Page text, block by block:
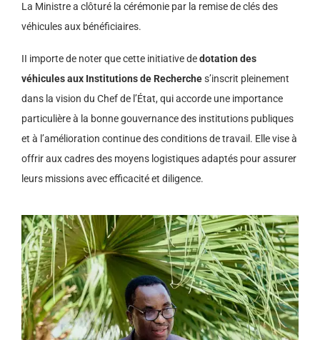
La Ministre a clôturé la cérémonie par la remise de clés des
véhicules aux bénéficiaires.
II importe de noter que cette initiative dedotation des
véhicules aux Institutions de Recherches’inscrit pleinement
dans la vision du Chef de l’État, qui accorde une importance
particulière à la bonne gouvernance des institutions publiques
et à l’amélioration continue des conditions de travail. Elle vise à
offrir aux cadres des moyens logistiques adaptés pour assurer
leurs missions avec efficacité et diligence.